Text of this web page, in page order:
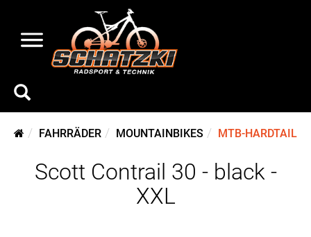
FAHRRÄDER MOUNTAINBIKES MTB-HARDTAIL
Scott Contrail 30 - black -
XXL